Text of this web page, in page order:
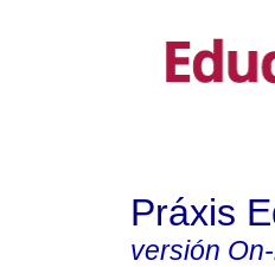
Práxis
versión